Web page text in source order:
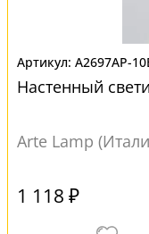
A2697AP-
Настенный
Arte Lamp
1 118 ₽